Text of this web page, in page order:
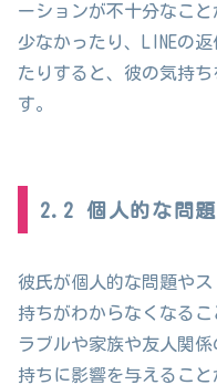
ーションが不十分なこ
少なかったり、LINEの
たりすると、彼の気持
す。
2.2 個人的な問題
彼氏が個人的な問題や
持ちがわからなくなる
ラブルや家族や友人関
持ちに影響を与えること